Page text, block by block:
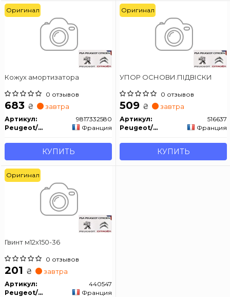
Кожух амортизатора
0 отзывов
683 ₴ завтра
Артикул:
9817332580
Peugeot/Citroen
Франция
КУПИТЬ
Оригинал
УПОР ОСНОВИ.ПІДВІСКИ
0 отзывов
509 ₴ завтра
Артикул:
516637
Peugeot/Citroen
Франция
КУПИТЬ
Оригинал
Гвинт м12х150-36
0 отзывов
201 ₴ завтра
Артикул:
440547
Peugeot/Citroen
Франция
Оригинал